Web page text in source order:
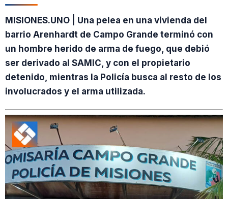
MISIONES.UNO | Una pelea en una vivienda del
barrio Arenhardt de Campo Grande terminó con
un hombre herido de arma de fuego, que debió
ser derivado al SAMIC, y con el propietario
detenido, mientras la Policía busca al resto de los
involucrados y el arma utilizada.